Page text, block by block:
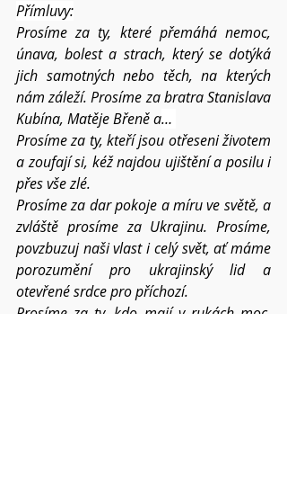
Přímluvy:
Prosíme za ty, které přemáhá nemoc,
únava, bolest a strach, který se dotýká
jich samotných nebo těch, na kterých
nám záleží. Prosíme za bratra Stanislava
Kubína, Matěje Břeně a…
Prosíme za ty, kteří jsou otřeseni životem
a zoufají si, kéž najdou ujištění a posilu i
přes vše zlé.
Prosíme za dar pokoje a míru ve světě, a
zvláště prosíme za Ukrajinu. Prosíme,
povzbuzuj naši vlast i celý svět, ať máme
porozumění pro ukrajinský lid a
otevřené srdce pro příchozí.
Prosíme za ty, kdo mají v rukách moc,